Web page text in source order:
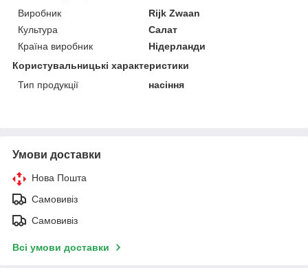
Виробник
Rijk Zwaan
Культура
Салат
Країна виробник
Нідерланди
Користувальницькі характеристики
Тип продукції
насіння
Умови доставки
Нова Пошта
Самовивіз
Самовивіз
Всі умови доставки